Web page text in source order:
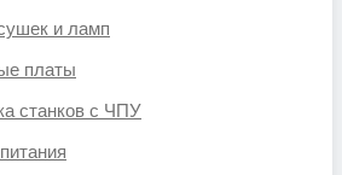
и ламп
платы
станков с ЧПУ